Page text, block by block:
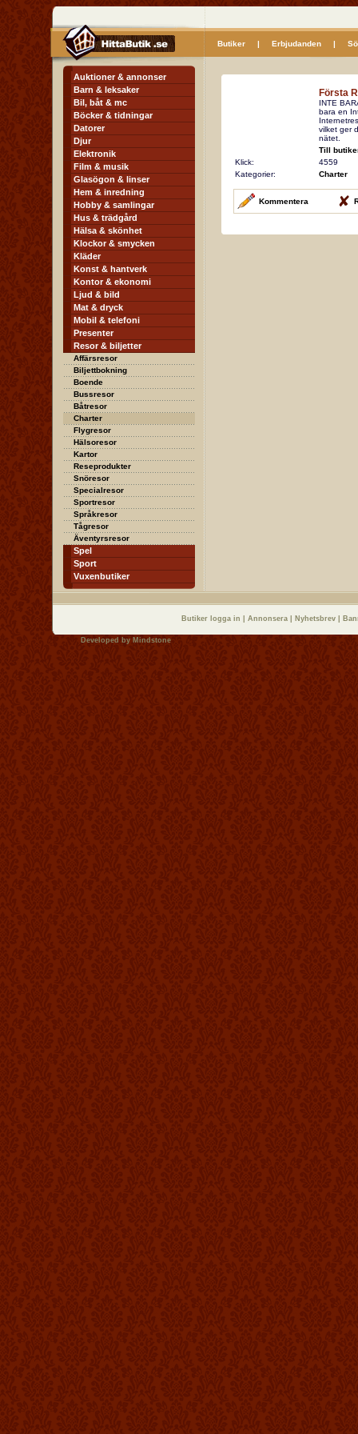
Butiker| Erbjudanden|
Auktioner & annonser
Barn & leksaker
Bil, båt & mc
Böcker & tidningar
Datorer
Djur
Elektronik
Film & musik
Glasögon & linser
Hem & inredning
Hobby & samlingar
Hus & trädgård
Hälsa & skönhet
Klockor & smycken
Kläder
Konst & hantverk
Kontor & ekonomi
Ljud & bild
Mat & dryck
Mobil & telefoni
Presenter
Resor & biljetter
Affärsresor
Biljettbokning
Boende
Bussresor
Båtresor
Charter
Flygresor
Hälsoresor
Kartor
Reseprodukter
Snöresor
Specialresor
Sportresor
Språkresor
Tågresor
Äventyrsresor
Spel
Sport
Vuxenbutiker
Första
INTE
bara en
vilket ger
nätet.
Till
Klick:
4559
Kategorier:
Charter
Kommentera
Butiker logga in Annonsera Nyhetsbrev
Developed by Mindstone